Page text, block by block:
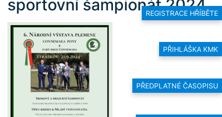
REGISTRACE HŘÍBĚTE
PŘIHLÁŠKA KMK
PŘEDPLATNÉ ČASOPISU
sportovní šampionát 2024